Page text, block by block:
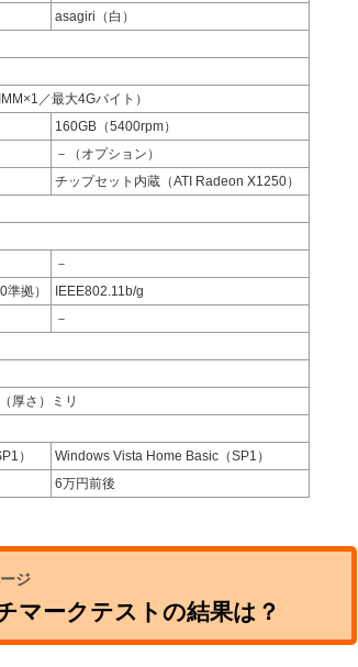
asagiri（白）
／最大4Gバイト）
160GB（5400rpm）
－（オプション）
チップセット内蔵（ATI Radeon X1250）
－
拠）
IEEE802.11b/g
－
厚さ）ミリ
）
Windows Vista Home Basic（SP1）
6万円前後
マークテストの結果は？